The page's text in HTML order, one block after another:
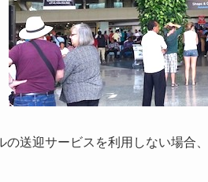
の送迎サービスを利用しない場合